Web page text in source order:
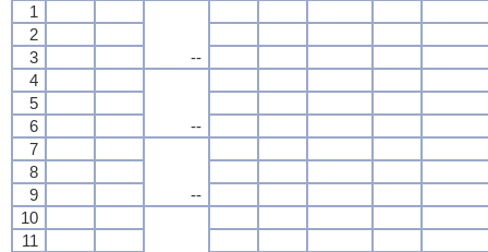
1
--
2
3
4
--
5
6
7
--
8
9
10
11
1
--
2
3
4
--
5
6
7
--
8
9
10
11
1
--
2
3
4
--
5
6
7
--
8
9
10
11
1
--
2
3
4
--
5
6
7
--
8
9
10
11